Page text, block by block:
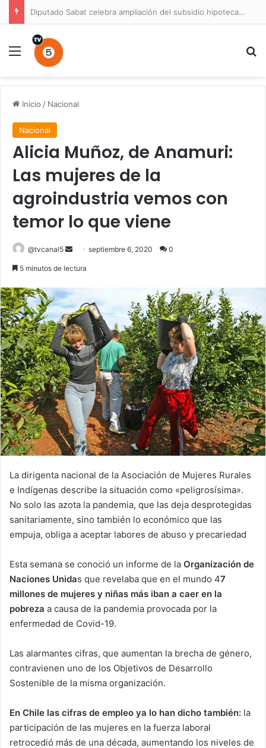
Prisión preventiva para conductor por atropello múltiple con resultado de muerte en La Unión
Menú
Inicio / Nacional
Nacional
Alicia Muñoz, de Anamuri:
Las mujeres de la
agroindustria vemos con
temor lo que viene
@tvcanal5
Sendseptiembre 6, 2020 0
5 minutos de lectura
La dirigenta nacional de la Asociación de Mujeres Rurales
e Indígenas describe la situación como «peligrosísima».
No solo las azota la pandemia, que las deja desprotegidas
sanitariamente, sino también lo económico que las
empuja, obliga a aceptar labores de abuso y precariedad
Esta semana se conoció un informe de la Organización de
Naciones Unidas que revelaba que en el mundo 47
millones de mujeres y niñas más iban a caer en la
pobreza a causa de la pandemia provocada por la
enfermedad de Covid-19.
Las alarmantes cifras, que aumentan la brecha de género,
contravienen uno de los Objetivos de Desarrollo
Sostenible de la misma organización.
En Chile las cifras de empleo ya lo han dicho también: la
participación de las mujeres en la fuerza laboral
retrocedió más de una década, aumentando los niveles de